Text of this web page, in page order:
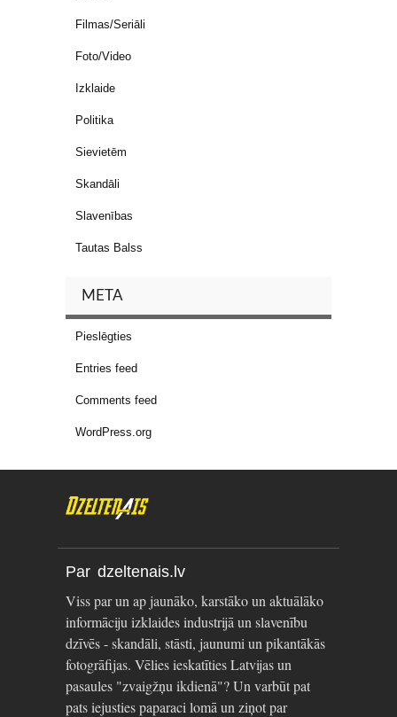
Filmas/Seriāli
Foto/Video
Izklaide
Politika
Sievietēm
Skandāli
Slavenības
Tautas Balss
META
Pieslēgties
Entries feed
Comments feed
WordPress.org
Par dzeltenais.lv
Viss par un ap jaunāko, karstāko un aktuālāko
informāciju izklaides industrijā un slavenību
dzīvēs - skandāli, stāsti, jaunumi un pikantākās
fotogrāfijas. Vēlies ieskatīties Latvijas un
pasaules "zvaigžņu ikdienā"? Un varbūt pat
pats iejusties paparaci lomā un ziņot par